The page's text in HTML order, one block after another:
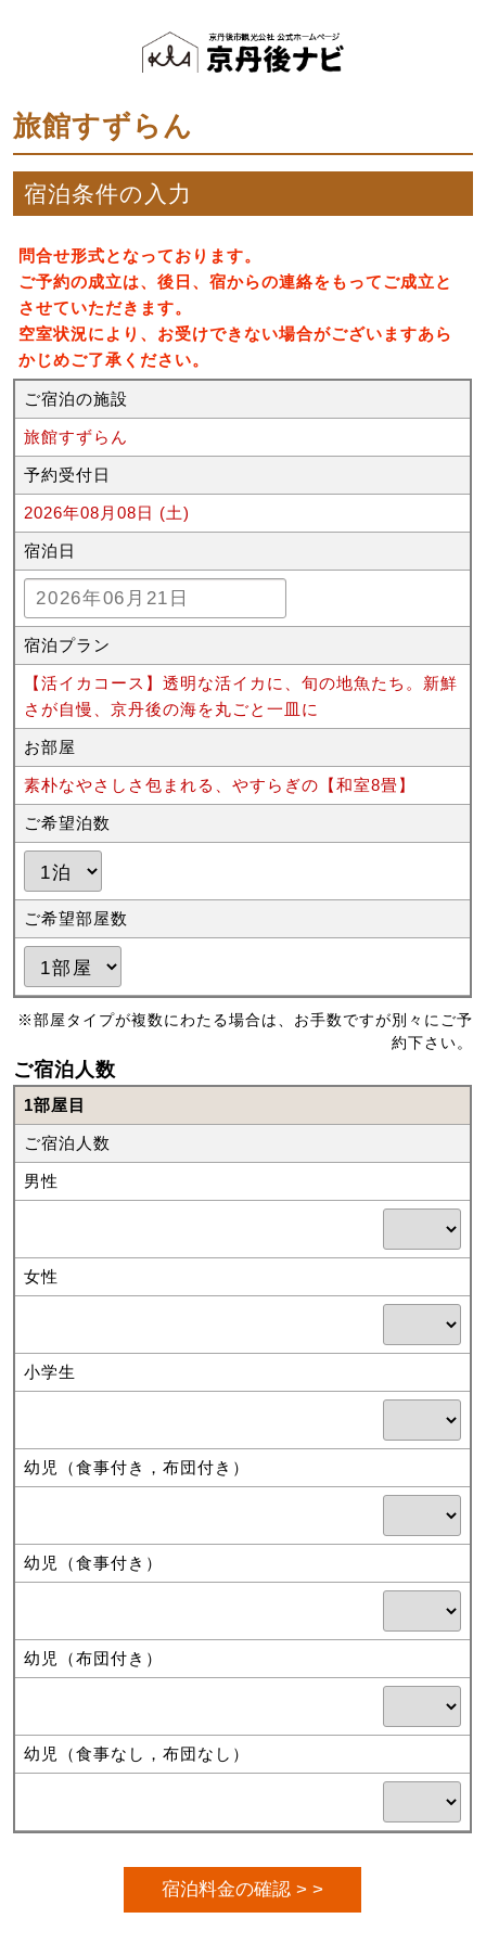
旅館すずらん
宿泊条件の入力
問合せ形式となっております。
ご予約の成立は、後日、宿からの連絡をもってご成立と
させていただきます。
空室状況により、お受けできない場合がございますあら
かじめご了承ください。
ご宿泊の施設
旅館すずらん
予約受付日
2026年08月08日 (土)
宿泊日
宿泊プラン
【活イカコース】透明な活イカに、旬の地魚たち。新鮮
さが自慢、京丹後の海を丸ごと一皿に
お部屋
素朴なやさしさ包まれる、やすらぎの【和室8畳】
ご希望泊数
ご希望部屋数
※部屋タイプが複数にわたる場合は、お手数ですが別々にご予
約下さい。
ご宿泊人数
1部屋目
ご宿泊人数
男性
女性
小学生
幼児（食事付き，布団付き）
幼児（食事付き）
幼児（布団付き）
幼児（食事なし，布団なし）
宿泊料金の確認 > >